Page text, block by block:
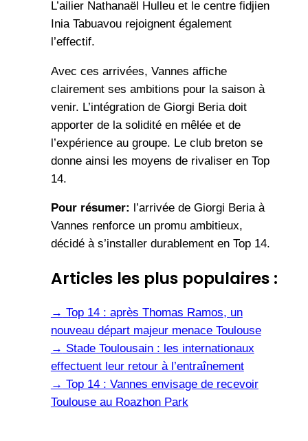
L’ailier Nathanaël Hulleu et le centre fidjien
Inia Tabuavou rejoignent également
l’effectif.
Avec ces arrivées, Vannes affiche
clairement ses ambitions pour la saison à
venir. L’intégration de Giorgi Beria doit
apporter de la solidité en mêlée et de
l’expérience au groupe. Le club breton se
donne ainsi les moyens de rivaliser en Top
14.
Pour résumer: l’arrivée de Giorgi Beria à
Vannes renforce un promu ambitieux,
décidé à s’installer durablement en Top 14.
Articles les plus populaires :
→ Top 14 : après Thomas Ramos, un
nouveau départ majeur menace Toulouse
→ Stade Toulousain : les internationaux
effectuent leur retour à l’entraînement
→ Top 14 : Vannes envisage de recevoir
Toulouse au Roazhon Park